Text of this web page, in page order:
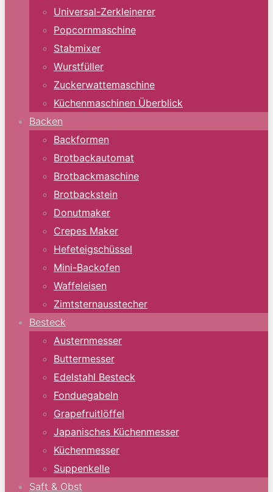
Universal-Zerkleinerer
Popcornmaschine
Stabmixer
Wurstfüller
Zuckerwattemaschine
Küchenmaschinen Überblick
Backen
Backformen
Brotbackautomat
Brotbackmaschine
Brotbackstein
Donutmaker
Crepes Maker
Hefeteigschüssel
Mini-Backofen
Waffeleisen
Zimtsternausstecher
Besteck
Austernmesser
Buttermesser
Edelstahl Besteck
Fonduegabeln
Grapefruitlöffel
Japanisches Küchenmesser
Küchenmesser
Suppenkelle
Saft & Obst